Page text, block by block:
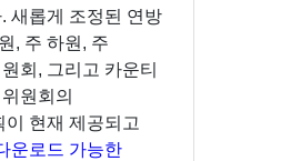
새롭게 조정된 연방
, 주 하원, 주
회, 그리고 카운티
원회의
이 현재 제공되고
운로드 가능한